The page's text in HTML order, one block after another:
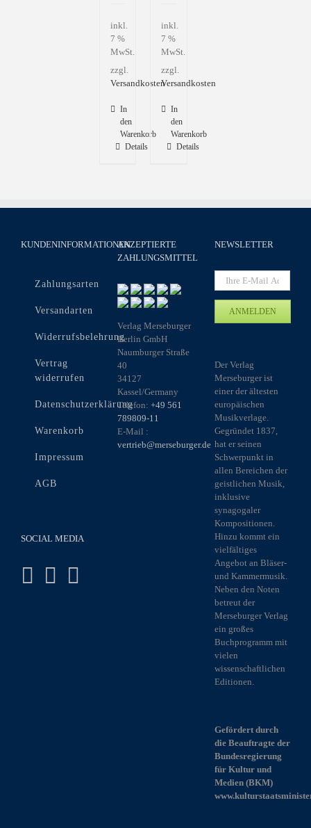
inkl.
7 %
MwSt.
zzgl.
Versandkosten
In
den
Warenkorb
Details
inkl.
7 %
MwSt.
zzgl.
Versandkosten
In
den
Warenkorb
Details
KUNDENINFORMATIONEN
Zahlungsarten
Versandarten
Widerrufsbelehrung
Vertrag
widerrufen
Datenschutzerklärung
Warenkorb
Impressum
AGB
SOCIAL MEDIA
AKZEPTIERTE
ZAHLUNGSMITTEL
Verlag Merseburger
Berlin GmbH
Naumburger Straße
40
34127
Kassel/Germany
Telefon:+49 561
789809-11
E-Mail :
vertrieb@merseburger.de
NEWSLETTER
Der Verlag
Merseburger ist
einer der ältesten
europäischen
Musikverlage.
Gegründet 1837,
hat er seinen
Schwerpunkt in
allen Bereichen der
geistlichen Musik,
inklusive
synagogaler
Kompositionen.
Hinzu kommt ein
vielfältiges
Angebot an Bläser-
und Kammermusik.
Neben den Noten
betreut der
Merseburger Verlag
ein großes
Buchprogramm mit
vielen
wissenschaftlichen
Editionen.
Gefördert durch
die Beauftragte der
Bundesregierung
für Kultur und
Medien (BKM)